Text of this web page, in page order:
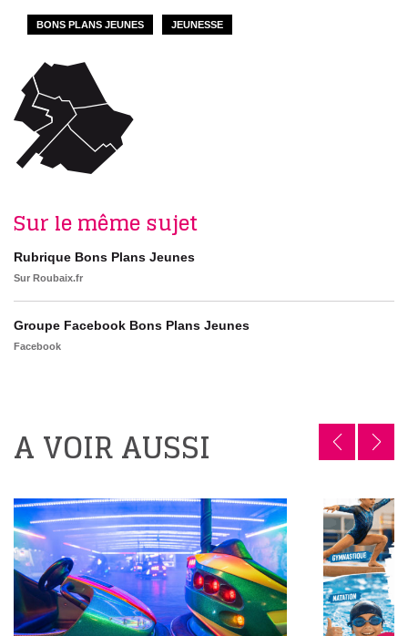
BONS PLANS JEUNES JEUNESSE
Sur le même sujet
Rubrique Bons Plans Jeunes
Sur Roubaix.fr
Groupe Facebook Bons Plans Jeunes
Facebook
A VOIR AUSSI